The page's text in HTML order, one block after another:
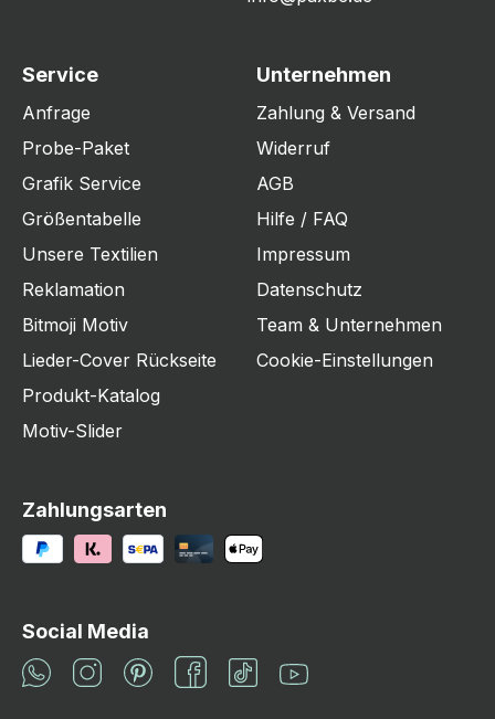
Service
Anfrage
Probe-Paket
Grafik Service
Größentabelle
Unsere Textilien
Reklamation
Bitmoji Motiv
Lieder-Cover Rückseite
Produkt-Katalog
Motiv-Slider
Unternehmen
Zahlung & Versand
Widerruf
AGB
Hilfe / FAQ
Impressum
Datenschutz
Team & Unternehmen
Cookie-Einstellungen
Zahlungsarten
Social Media